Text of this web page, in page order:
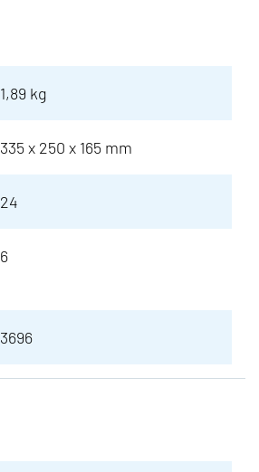
1,89 kg
335 x 250 x 165 mm
24
6
3696